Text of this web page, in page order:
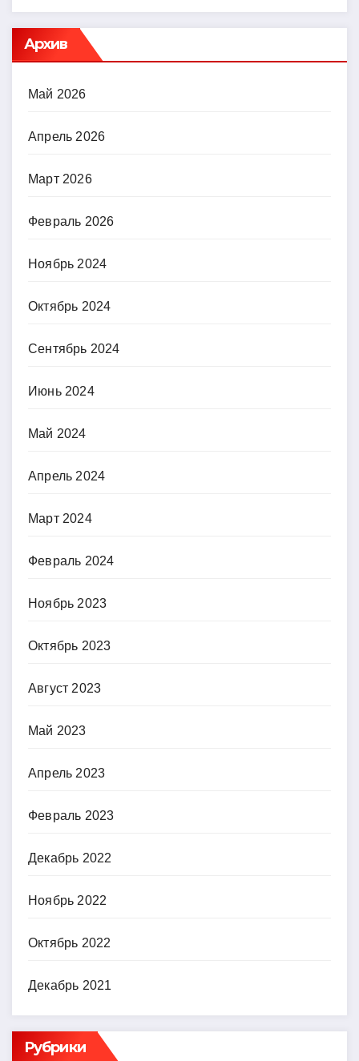
Архив
Май 2026
Апрель 2026
Март 2026
Февраль 2026
Ноябрь 2024
Октябрь 2024
Сентябрь 2024
Июнь 2024
Май 2024
Апрель 2024
Март 2024
Февраль 2024
Ноябрь 2023
Октябрь 2023
Август 2023
Май 2023
Апрель 2023
Февраль 2023
Декабрь 2022
Ноябрь 2022
Октябрь 2022
Декабрь 2021
Рубрики